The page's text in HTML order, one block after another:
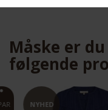
Måske er
følgende
NYHED